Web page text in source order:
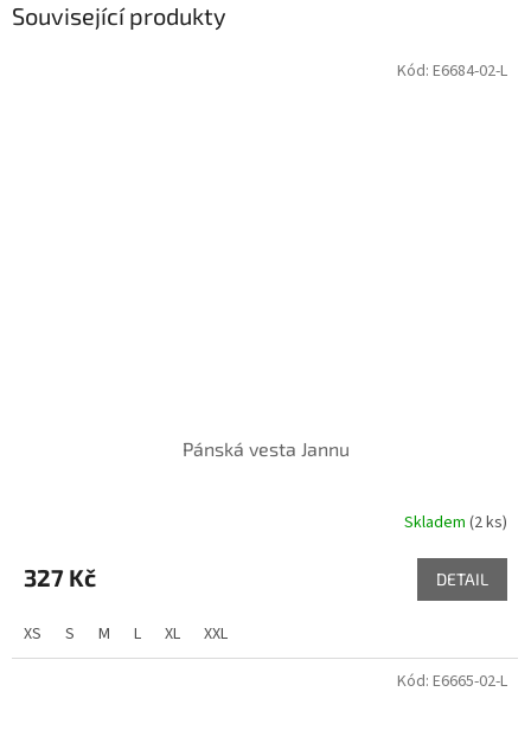
Související produkty
Pánská vesta Jannu
Skladem (2 ks)
327 Kč DETAIL
XS S M L XL XXL
Kód: E6684-02-L
Kód: E6665-02-L